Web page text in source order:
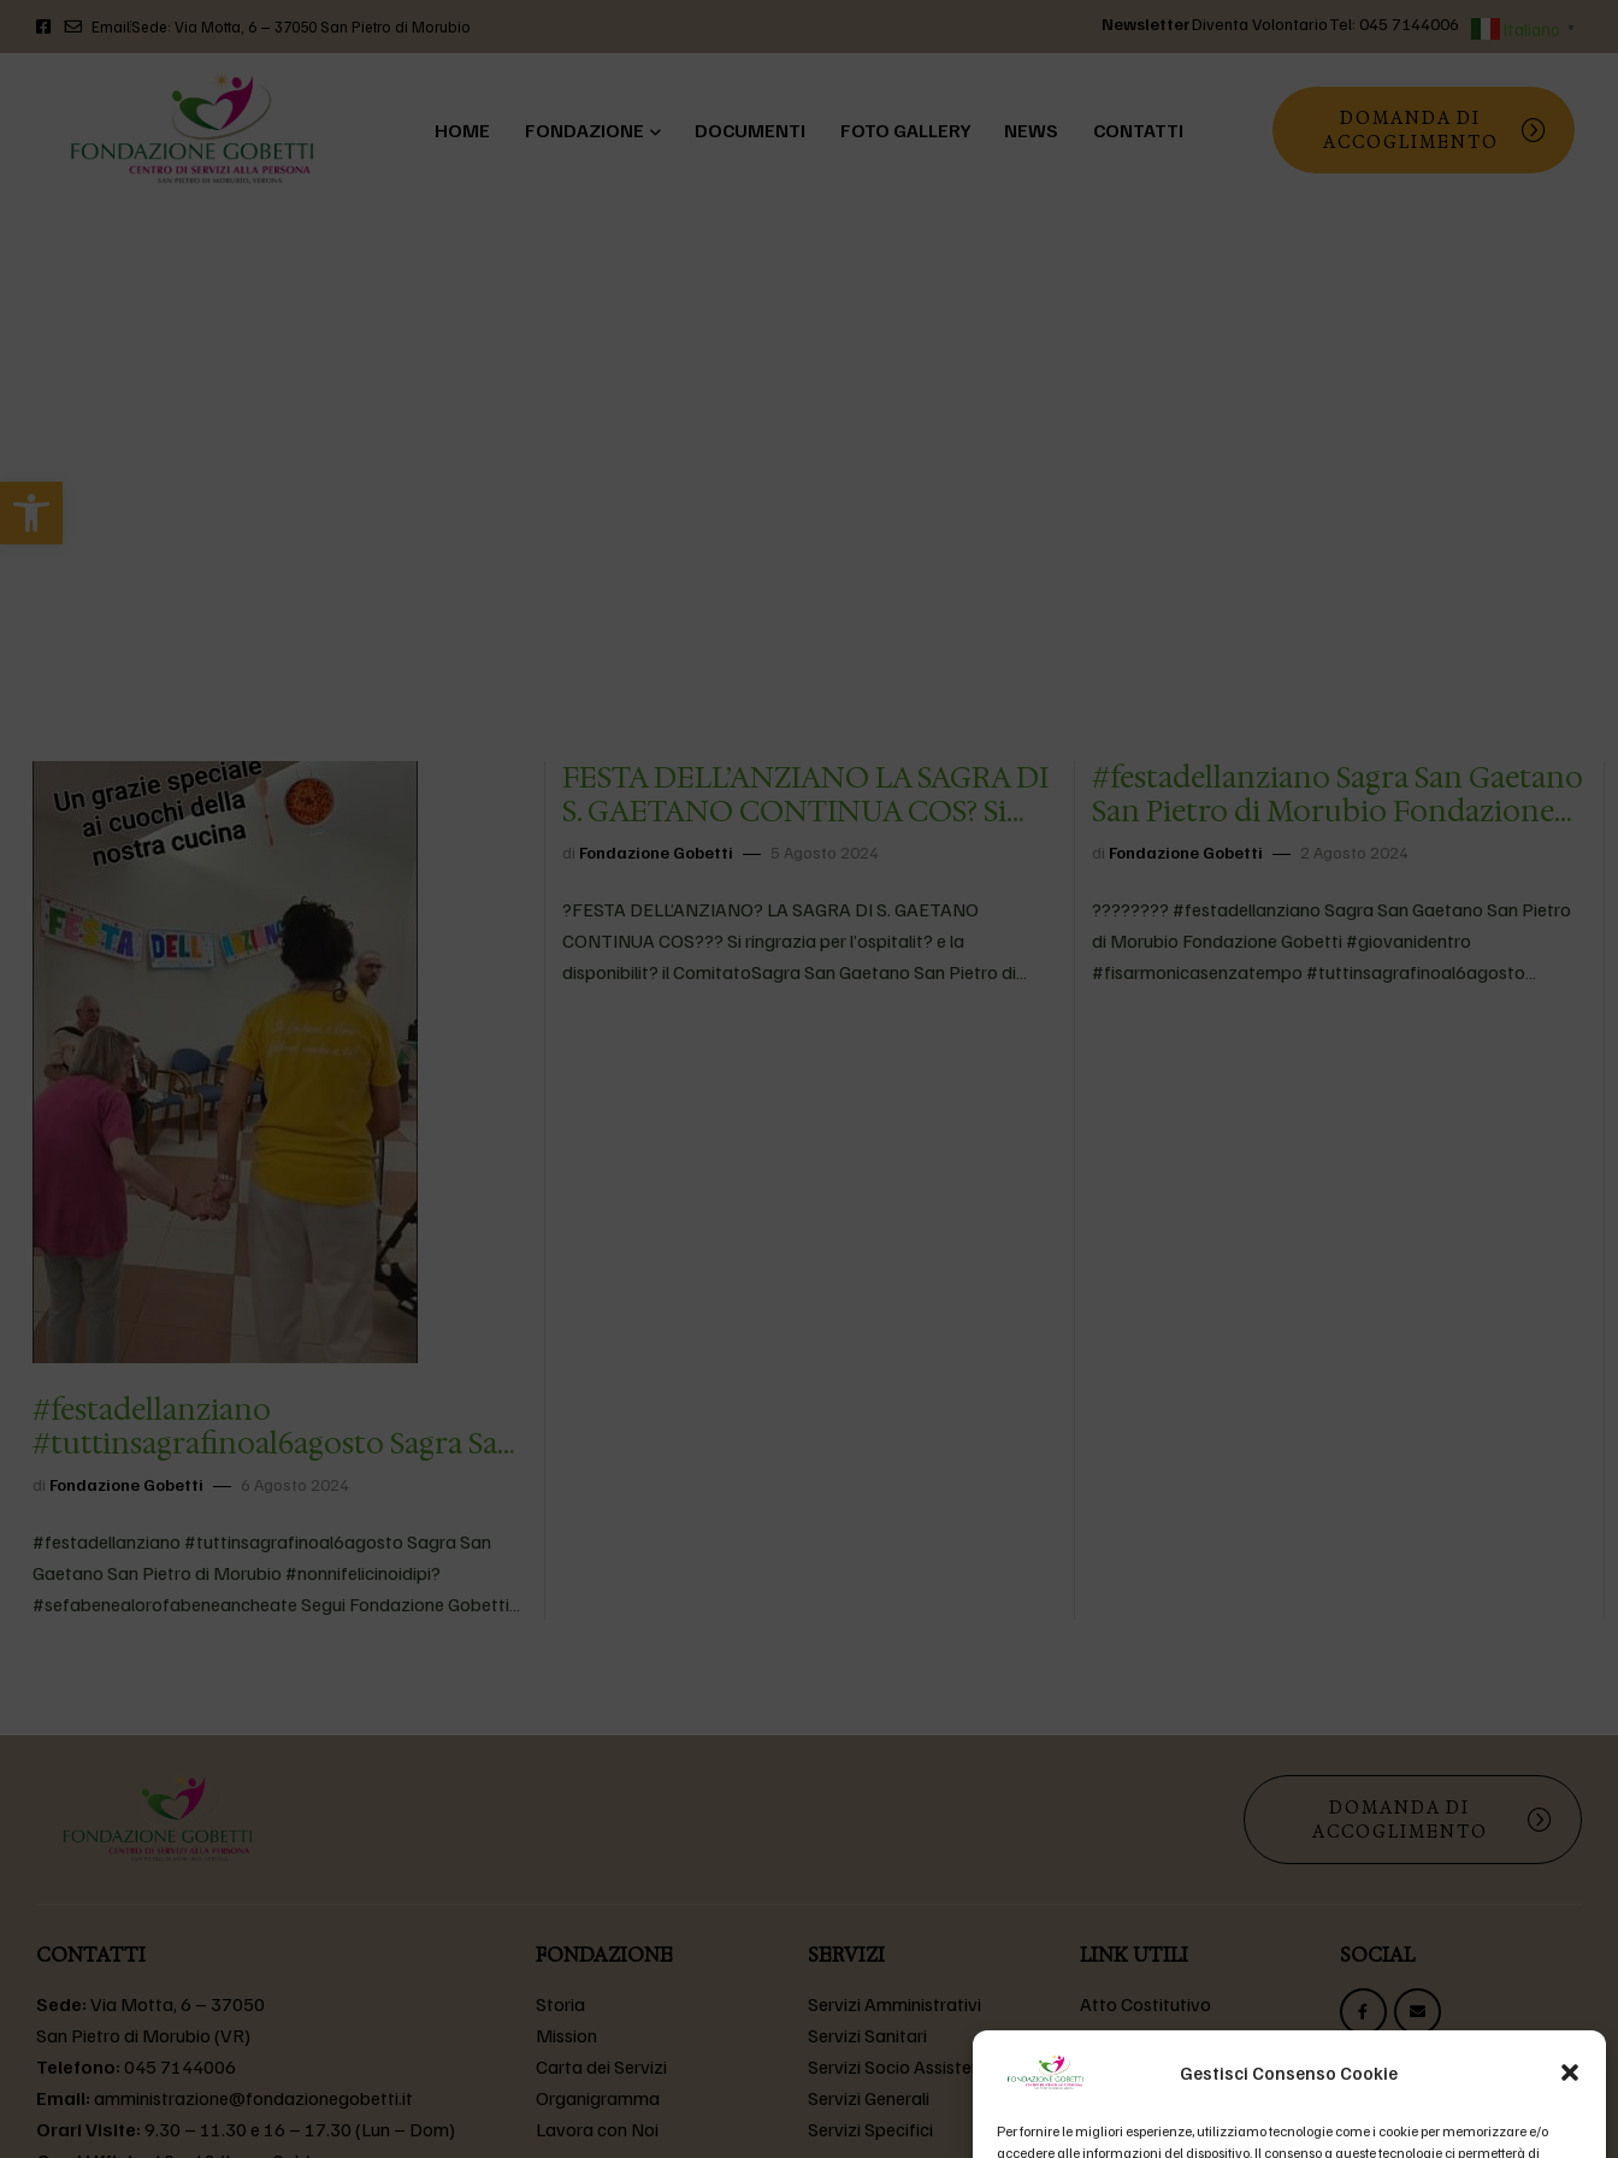
Apri la barra degli strumenti
Gestisci Consenso Cookie
Per fornire le migliori esperienze, utilizziamo tecnologie come i cookie per memorizzare e/o
accedere alle informazioni del dispositivo. Il consenso a queste tecnologie ci permetterà di
EmailSede: Via Motta, 6 – 37050 San Pietro di Morubio NewsletterDiventa VolontarioTel: 045 7144006 Italiano ▼
HOME FONDAZIONE DOCUMENTI FOTO GALLERY NEWS CONTATTI
DOMANDA DI
ACCOGLIMENTO
#festadellanziano
#tuttinsagrafinoal6agosto Sagra San
Gaetano San Pietro di Morubio
#sefabenealorofabeneancheate
di Fondazione Gobetti 6 Agosto 2024
#festadellanziano #tuttinsagrafinoal6agosto Sagra San
Gaetano San Pietro di Morubio #nonnifelicinoidipi?
#sefabenealorofabeneancheate Segui Fondazione Gobetti
FESTA DELL’ANZIANO LA SAGRA DI
S. GAETANO CONTINUA COS? Si
ringrazia per l’ospitalit? e la
Gaetano San Pietro di M…
di Fondazione Gobetti 5 Agosto 2024
?FESTA DELL’ANZIANO? LA SAGRA DI S. GAETANO
CONTINUA COS??? Si ringrazia per l’ospitalit? e la
disponibilit? il ComitatoSagra San Gaetano San Pietro di
#festadellanziano Sagra San Gaetano
San Pietro di Morubio Fondazione
Gobetti #giovanidentro
#tuttinsagrafinoal6agosto …
di Fondazione Gobetti 2 Agosto 2024
???????? #festadellanziano Sagra San Gaetano San Pietro
di Morubio Fondazione Gobetti #giovanidentro
#fisarmonicasenzatempo #tuttinsagrafinoal6agosto
DOMANDA DI
ACCOGLIMENTO
CONTATTI
Sede: Via Motta, 6 – 37050
San Pietro di Morubio (VR)
Telefono: 045 7144006
Email: amministrazione@fondazionegobetti.it
Orari Visite: 9.30 – 11.30 e 16 – 17.30 (Lun – Dom)
FONDAZIONE
Storia
Mission
Carta dei Servizi
Organigramma
Lavora con Noi
SERVIZI
Servizi Amministrativi
Servizi Sanitari
Servizi Socio Assistenziali
Servizi Generali
Servizi Specifici
LINK UTILI
Atto Costitutivo
Statuto Fondazione
Codice Etico
SOCIAL